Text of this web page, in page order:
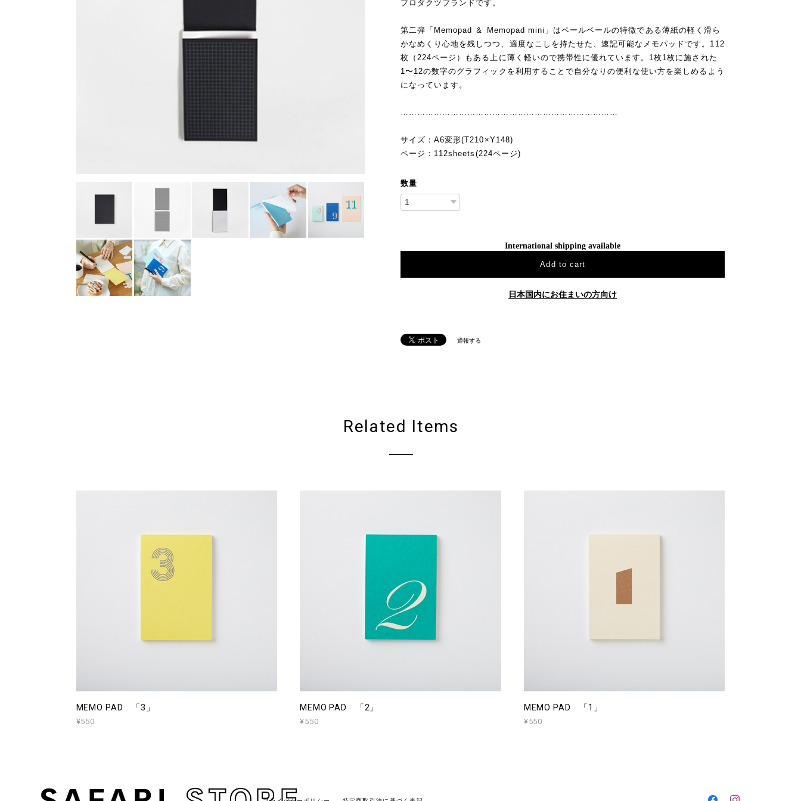
プロダクツブランドです。
第二弾「Memopad ＆ Memopad mini」はペールベールの特徴である薄紙の軽く滑ら
かなめくり心地を残しつつ、適度なこしを持たせた、速記可能なメモパッドです。112
枚（224ページ）もある上に薄く軽いので携帯性に優れています。1枚1枚に施された
1〜12の数字のグラフィックを利用することで自分なりの便利な使い方を楽しめるよう
になっています。
サイズ：A6変形(T210×Y148)
ページ：112sheets(224ページ)
数量
International shipping available
Add to cart
日本国内にお住まいの方向け
通報する
Related Items
MEMO PAD 「3」
¥550
MEMO PAD 「2」
¥550
MEMO PAD 「1」
¥550